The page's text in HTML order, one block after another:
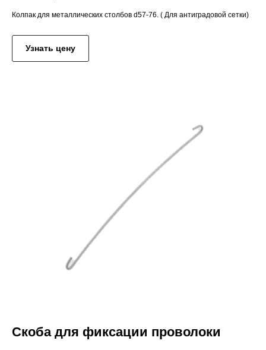
Колпак для металлических столбов d57-76. ( Для антиградовой сетки)
Узнать цену
Скоба для фиксации проволоки